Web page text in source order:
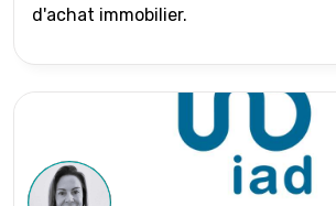
d'achat immobilier.